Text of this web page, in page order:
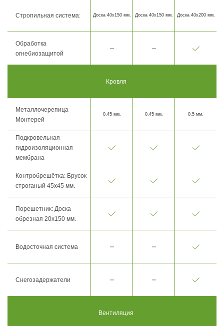
Стропильная система: Доска 40х150 мм. Доска 40х150 мм. Доска 40х200 мм.
Обработка
огнебиозащитой
Кровля
Металлочерепица
Монтерей
0,45 мм. 0,45 мм. 0,5 мм.
Подкровельная
гидроизоляционная
мембрана
Контробрешётка: Брусок
строганый 45х45 мм.
Порешетник: Доска
обрезная 20х150 мм.
Водосточная система
Снегозадержатели
Вентиляция